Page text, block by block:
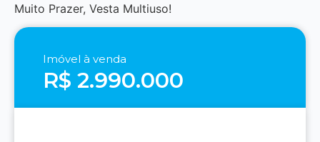
Muito Prazer, Vesta Multiuso!
Imóvel à venda
R$ 2.990.000